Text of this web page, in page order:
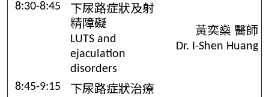
8:30-8:45
下尿路症狀及射
精障礙
LUTS and
ejaculation
disorders
黃奕燊 醫師
Dr. I-Shen Huang
8:45-9:15
下尿路症狀治療